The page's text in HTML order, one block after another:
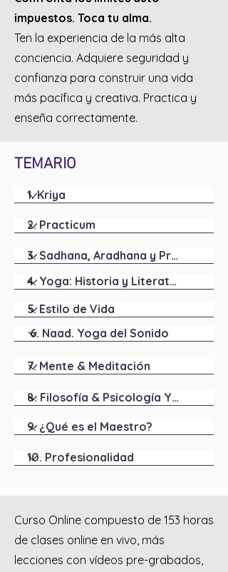
impuestos. Toca tu alma.
Ten la experiencia de la más alta
conciencia. Adquiere seguridad y
confianza para construir una vida
más pacífica y creativa. Practica y
enseña correctamente.
TEMARIO
Curso Online compuesto de 153 horas
de clases online en vivo, más
lecciones con vídeos pre-grabados,